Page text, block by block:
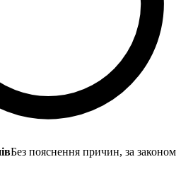
Без пояснення причин, за законом